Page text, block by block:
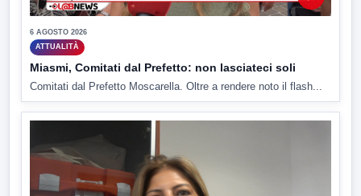
6 AGOSTO 2026
ATTUALITÀ
Miasmi, Comitati dal Prefetto: non lasciateci soli
Comitati dal Prefetto Moscarella. Oltre a rendere noto il flash...